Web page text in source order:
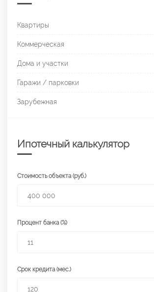
Квартиры
Коммерческая
Дома и участки
Гаражи / парковки
Зарубежная
Ипотечный калькулятор
Стоимость объекта (руб.)
Процент банка (%)
Срок кредита (мес.)